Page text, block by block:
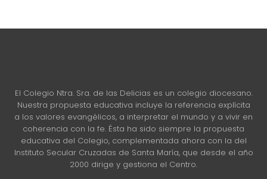
El Colegio Ntra. Sra. de las Delicias es un colegio diocesano.
Nuestra propuesta educativa incluye la referencia explícita
a los valores evangélicos, a interpretar el mundo y a vivir en
coherencia con la fe. Ésta ha sido siempre la propuesta
educativa del Colegio, complementada ahora con la del
Instituto Secular Cruzadas de Santa María, que desde el año
2000 dirige y gestiona el Centro.